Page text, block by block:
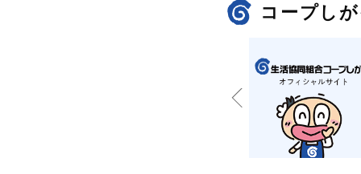
コープし